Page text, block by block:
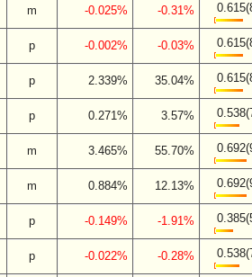
m -0.025% -0.31%
p -0.002% -0.03%
p 2.339% 35.04%
p 0.271% 3.57%
m 3.465% 55.70%
m 0.884% 12.13%
p -0.149% -1.91%
p -0.022% -0.28%